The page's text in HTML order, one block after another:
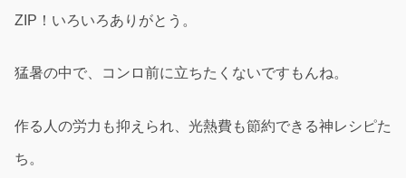
ZIP！いろいろありがとう。
猛暑の中で、コンロ前に立ちたくないですもんね。
作る人の労力も抑えられ、光熱費も節約できる神レシピた
ち。